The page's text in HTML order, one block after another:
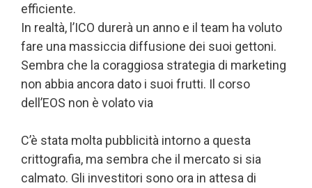
efficiente.
In realtà, l’ICO durerà un anno e il team ha voluto
fare una massiccia diffusione dei suoi gettoni.
Sembra che la coraggiosa strategia di marketing
non abbia ancora dato i suoi frutti. Il corso
dell’EOS non è volato via
C’è stata molta pubblicità intorno a questa
crittografia, ma sembra che il mercato si sia
calmato. Gli investitori sono ora in attesa di